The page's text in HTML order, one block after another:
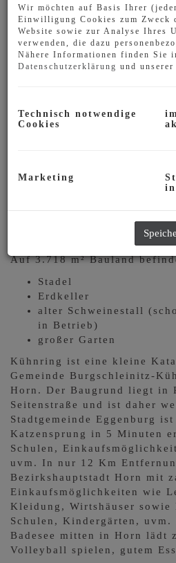
Ein sehr großes
bereit zum bebauen wartet
Auf 3.718 m² Bauland
Stadel
Erdkeller
alter Schweinestall
in Betrieb)
großer Garten
Kühnring ist eine kleine
Gemeinde Burgschleinitz-
Horn. Der Baugrund liegt in
Seitenstraße und ist daher
Stadtgemeinde Eggenburg
Katzensprung in 5 Minuten
Schulen,
uvm. In nur 12 Km
Bezirkshauptstadt Horn mit
Einkaufsmöglichkeiten wie
Kleidung, Wirtshäuser sowie
Schulen, Kindergärten, uvm.
Badesee mitten in Horn lädt
Volleyball spielen, gutem
Wir möchten auf Basis Ihrer
Einwilligung Cookies zum Zweck
Website sowie zur Analyse Ihres
verwenden, die dazu
Nähere Informationen finden Sie
Datenschutzerklärung und unserer
Technisch notwendige
Cookies
Marketing